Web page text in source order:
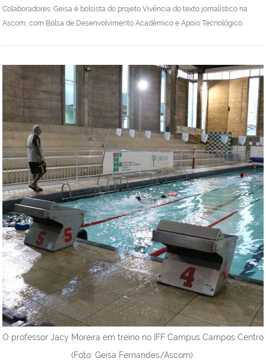
Colaboradores: Geisa é bolsista do projeto Vivência do texto jornalístico na
Ascom, com Bolsa de Desenvolvimento Acadêmico e Apoio Tecnológico.
O professor Jacy Moreira em treino no IFF Campus Campos Centro
(Foto: Geisa Fernandes/Ascom).